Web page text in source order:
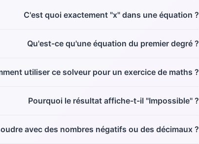
C'est quoi exactement "x" dans une équation ?
Qu'est-ce qu'une équation du premier degré ?
utiliser ce solveur pour un exercice de maths ?
Pourquoi le résultat affiche-t-il "Impossible" ?
avec des nombres négatifs ou des décimaux ?